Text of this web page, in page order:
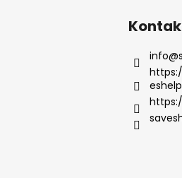
info@
eshelp